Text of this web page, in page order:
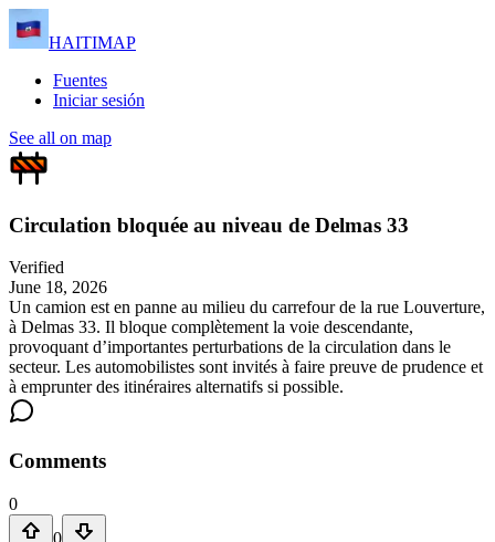
HAITIMAP
Fuentes
Iniciar sesión
See all on map
Circulation bloquée au niveau de Delmas 33
Verified
June 18, 2026
Un camion est en panne au milieu du carrefour de la rue Louverture,
à Delmas 33. Il bloque complètement la voie descendante,
provoquant d’importantes perturbations de la circulation dans le
secteur. Les automobilistes sont invités à faire preuve de prudence et
à emprunter des itinéraires alternatifs si possible.
Comments
0
0